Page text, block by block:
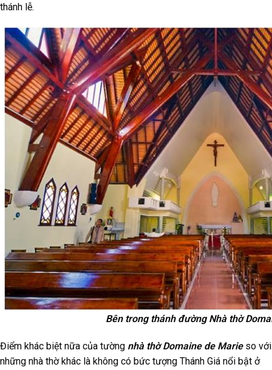
thánh lễ.
Bên trong thánh đường Nhà thờ
Điểm khác biệt nữa của tường nhà thờ Domaine de Marieso với
những nhà thờ khác là không có bức tượng Thánh Giá nổi bật ở